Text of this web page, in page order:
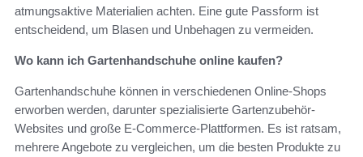
atmungsaktive Materialien achten. Eine gute Passform ist
entscheidend, um Blasen und Unbehagen zu vermeiden.
Wo kann ich Gartenhandschuhe online kaufen?
Gartenhandschuhe können in verschiedenen Online-Shops
erworben werden, darunter spezialisierte Gartenzubehör-
Websites und große E-Commerce-Plattformen. Es ist ratsam,
mehrere Angebote zu vergleichen, um die besten Produkte zu